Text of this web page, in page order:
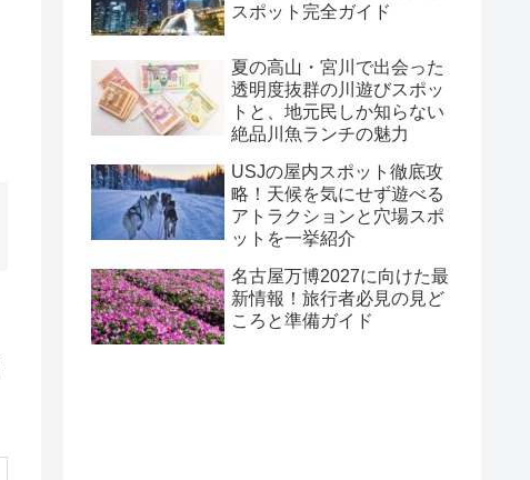
スポット完全ガイド
夏の高山・宮川で出会った
透明度抜群の川遊びスポッ
トと、地元民しか知らない
絶品川魚ランチの魅力
USJの屋内スポット徹底攻
略！天候を気にせず遊べる
アトラクションと穴場スポ
ットを一挙紹介
名古屋万博2027に向けた最
新情報！旅行者必見の見ど
ころと準備ガイド